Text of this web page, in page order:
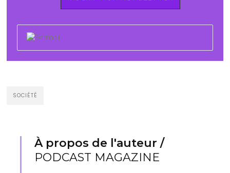
SOCIÉTÉ
À propos de l'auteur /
PODCAST MAGAZINE